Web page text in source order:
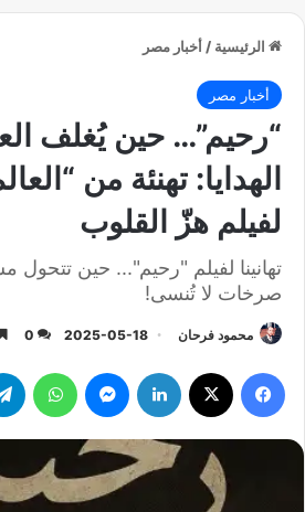
الرئيسية / أخبار مصر
أخبار مصر
“رحيم”… حين يُغلف
الهدايا: تهنئة من
لفيلم هزّ القلوب
تهانينا لفيلم "رحيم"... حين تتحول
صرخات لا تُنسى!
محمود فرحان 2025-05-18
0